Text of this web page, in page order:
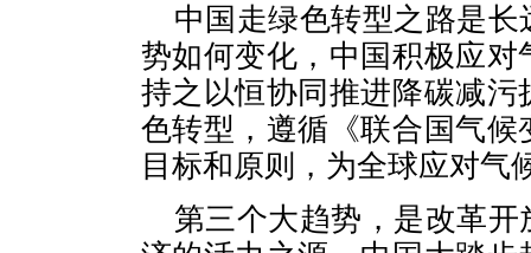
中国走绿色转型之路是
势如何变化，中国积极应
持之以恒协同推进降碳减
色转型，遵循《联合国气
目标和原则，为全球应对气
第三个大趋势，是改革